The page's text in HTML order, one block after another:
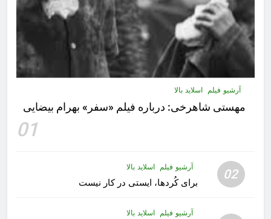
آرشیو فیلم اسلاید بالا
مهستى شاهرخى:‌ درباره فيلم «سفر» بهرام بیضایی
01
02 آرشیو فیلم اسلاید بالا
برای کُردها، ایستی در کار نیست
آرشیو فیلم اسلاید بالا